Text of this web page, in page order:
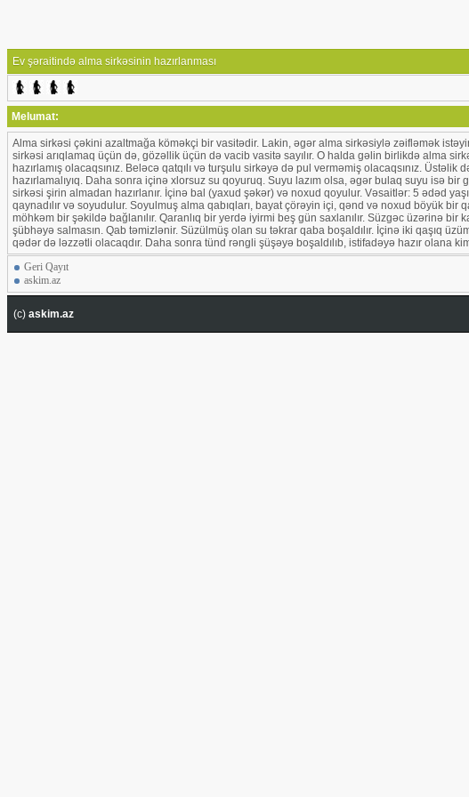
Ev şəraitində alma sirkəsinin hazırlanması
Melumat:
Alma sirkəsi çəkini azaltmağa köməkçi bir vasitədir. Lakin, əgər alma sirkəsiylə zəifləmək
sirkəsi arıqlamaq üçün də, gözəllik üçün də vacib vasitə sayılır. O halda gəlin birlikdə alma
hazırlamış olacaqsınız. Beləcə qatqılı və turşulu sirkəyə də pul verməmiş olacaqsınız.
hazırlamalıyıq. Daha sonra içinə xlorsuz su qoyuruq. Suyu lazım olsa, əgər bulaq suyu isə
sirkəsi şirin almadan hazırlanır. İçinə bal (yaxud şəkər) və noxud qoyulur. Vəsaitlər: 5 ədəd
qaynadılır və soyudulur. Soyulmuş alma qabıqları, bayat çörəyin içi, qənd və noxud böyük
möhkəm bir şəkildə bağlanılır. Qaranlıq bir yerdə iyirmi beş gün saxlanılır. Süzgəc üzərinə
şübhəyə salmasın. Qab təmizlənir. Süzülmüş olan su təkrar qaba boşaldılır. İçinə iki qaşıq
qədər də ləzzətli olacaqdır. Daha sonra tünd rəngli şüşəyə boşaldılıb, istifadəyə hazır olana
Geri Qayıt
askim.az
(c) askim.az